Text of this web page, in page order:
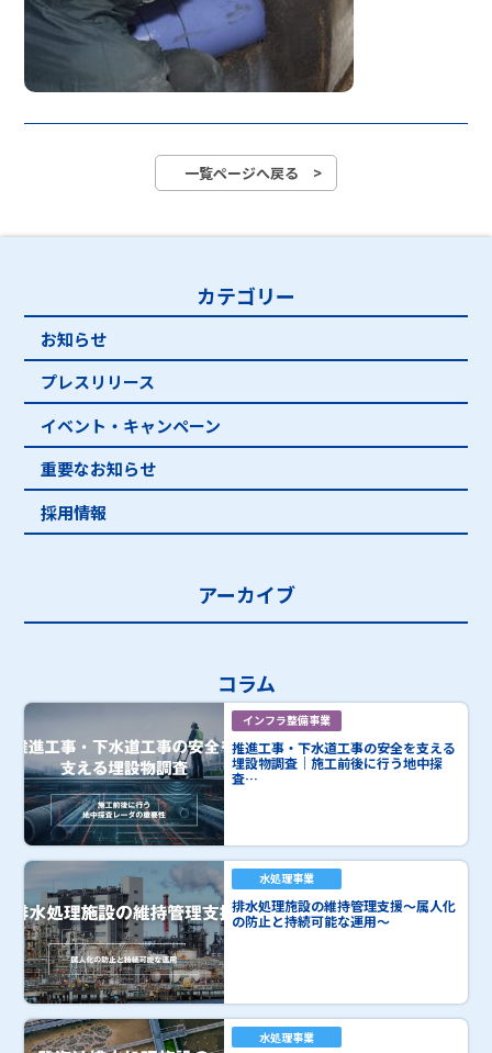
一覧ページへ戻る >
カテゴリー
お知らせ
プレスリリース
イベント・キャンペーン
重要なお知らせ
採用情報
アーカイブ
コラム
インフラ整備事業
推進工事・下水道工事の安全を支える
埋設物調査｜施工前後に行う地中探
査…
水処理事業
排水処理施設の維持管理支援～属人化
の防止と持続可能な運用～
水処理事業